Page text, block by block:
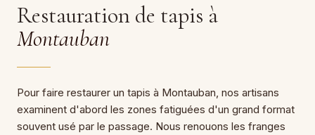
Restauration de tapis à
Montauban
Pour faire restaurer un tapis à Montauban, nos artisans
examinent d'abord les zones fatiguées d'un grand format
souvent usé par le passage. Nous renouons les franges